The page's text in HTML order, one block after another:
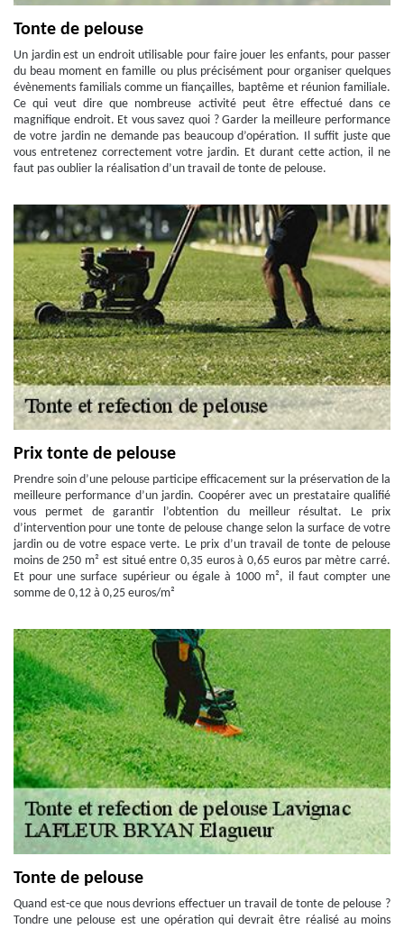
Tonte de pelouse
Un jardin est un endroit utilisable pour faire jouer les enfants, pour passer
du beau moment en famille ou plus précisément pour organiser quelques
évènements familials comme un fiançailles, baptême et réunion familiale.
Ce qui veut dire que nombreuse activité peut être effectué dans ce
magnifique endroit. Et vous savez quoi ? Garder la meilleure performance
de votre jardin ne demande pas beaucoup d’opération. Il suffit juste que
vous entretenez correctement votre jardin. Et durant cette action, il ne
faut pas oublier la réalisation d’un travail de tonte de pelouse.
Prix tonte de pelouse
Prendre soin d’une pelouse participe efficacement sur la préservation de la
meilleure performance d’un jardin. Coopérer avec un prestataire qualifié
vous permet de garantir l’obtention du meilleur résultat. Le prix
d’intervention pour une tonte de pelouse change selon la surface de votre
jardin ou de votre espace verte. Le prix d’un travail de tonte de pelouse
moins de 250 m² est situé entre 0,35 euros à 0,65 euros par mètre carré.
Et pour une surface supérieur ou égale à 1000 m², il faut compter une
somme de 0,12 à 0,25 euros/m²
Tonte de pelouse
Quand est-ce que nous devrions effectuer un travail de tonte de pelouse ?
Tondre une pelouse est une opération qui devrait être réalisé au moins